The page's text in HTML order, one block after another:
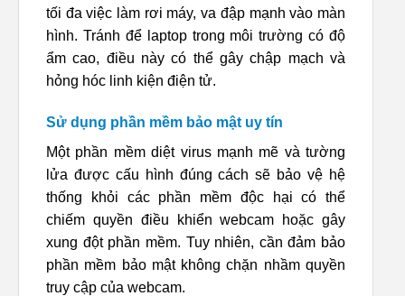
tối đa việc làm rơi máy, va đập mạnh vào màn
hình. Tránh để laptop trong môi trường có độ
ẩm cao, điều này có thể gây chập mạch và
hỏng hóc linh kiện điện tử.
Sử dụng phần mềm bảo mật uy tín
Một phần mềm diệt virus mạnh mẽ và tường
lửa được cấu hình đúng cách sẽ bảo vệ hệ
thống khỏi các phần mềm độc hại có thể
chiếm quyền điều khiển webcam hoặc gây
xung đột phần mềm. Tuy nhiên, cần đảm bảo
phần mềm bảo mật không chặn nhầm quyền
truy cập của webcam.